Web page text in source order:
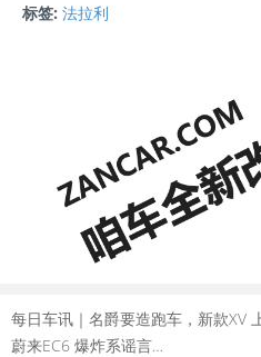
标签: 法拉利
每日车讯｜名爵要造跑车，新款XV
蔚来EC6 爆炸系谣言…